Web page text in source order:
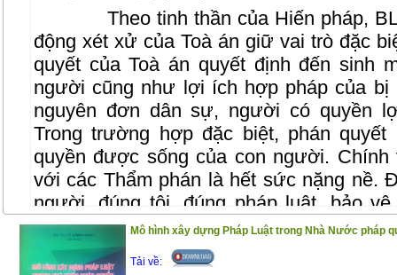
Theo tinh thần của Hiến pháp,
động xét xử của Toà án giữ vai trò đặc
quyết của Toà án quyết định đến sinh
người cũng như lợi ích hợp pháp của
nguyên đơn dân sự, người có quyền
Trong trường hợp đặc biệt, phán
quyền được sống của con người.
với các Thẩm phán là hết sức nặng nề.
người, đúng tội, đúng pháp luật, bảo
pháp của công dân và Nhà nước đòi hỏi
vững pháp luật, tinh thông về nghiệp
Mô hình xây dựng Pháp Luật trong Nhà Nước pháp
Tải về: